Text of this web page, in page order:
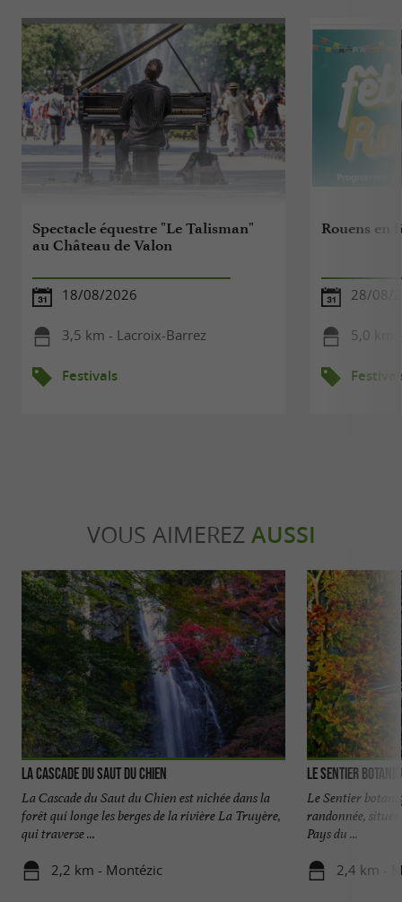
Spectacle équestre "Le Talisman"
au Château de Valon
18/08/2026
3,5 km - Lacroix-Barrez
Festivals
Rouens en
28/08/
5,0 km
VOUS AIMEREZ AUSSI
La cascade du Saut du Chien
La Cascade du Saut du Chien est nichée dans la
forêt qui longe les berges de la rivière La Truyère,
qui traverse ...
2,2 km - Montézic
Le sentier
Le Sentier
randonnée,
Pays du ...
2,4 km -